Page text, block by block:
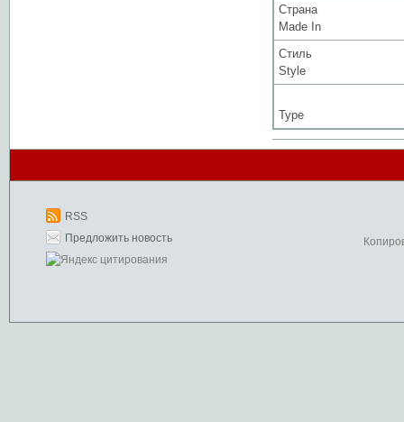
Страна
Made In
Стиль
Style
Type
RSS
Предложить новость